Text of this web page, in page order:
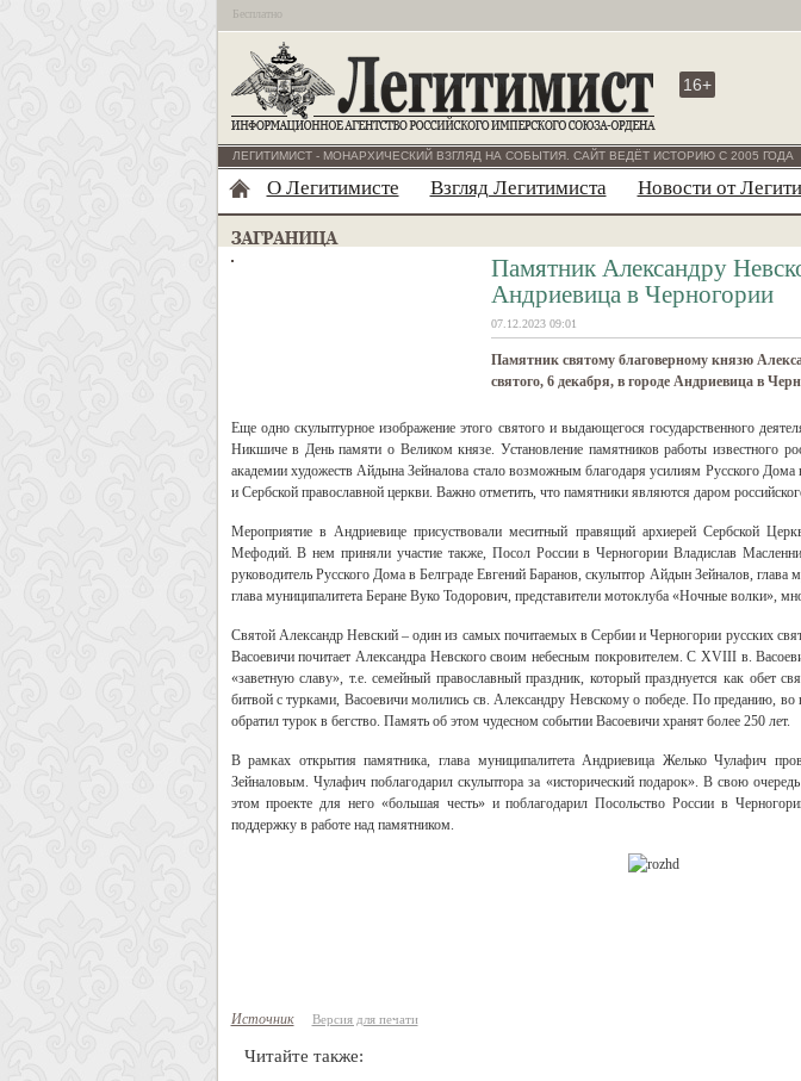
Бесплатно
16+
ЛЕГИТИМИСТ - МОНАРХИЧЕСКИЙ ВЗГЛЯД НА СОБЫТИЯ. САЙТ ВЕДЁТ ИСТОРИЮ С 2005 ГОДА
О Легитимисте Взгляд Легитимиста Новости от
Памятник Александру
Андриевица в Черногории
07.12.2023 09:01
Памятник святому благоверному князю
святого, 6 декабря, в городе Андриевица в
Еще одно скульптурное изображение этого святого и выдающегося государственного
Никшиче в День памяти о Великом князе. Установление памятников работы известного
академии художеств Айдына Зейналова стало возможным благодаря усилиям Русского Дома
и Сербской православной церкви. Важно отметить, что памятники являются даром
Мероприятие в Андриевице присуствовали меситный правящий архиерей Сербской
Мефодий. В нем приняли участие также, Посол России в Черногории Владислав
руководитель Русского Дома в Белграде Евгений Баранов, скульптор Айдын Зейналов,
глава муниципалитета Беране Вуко Тодорович, представители мотоклуба «Ночные волки»,
Святой Александр Невский – один из самых почитаемых в Сербии и Черногории русских
Васоевичи почитает Александра Невского своим небесным покровителем. С XVIII в.
«заветную славу», т.е. семейный православный праздник, который празднуется как обет
битвой с турками, Васоевичи молились св. Александру Невскому о победе. По преданию,
обратил турок в бегство. Память об этом чудесном событии Васоевичи хранят более 250 лет.
В рамках открытия памятника, глава муниципалитета Андриевица Желько Чулафич
Зейналовым. Чулафич поблагодарил скульптора за «исторический подарок». В свою
этом проекте для него «большая честь» и поблагодарил Посольство России в
поддержку в работе над памятником.
Источник Версия для печати
Читайте также: